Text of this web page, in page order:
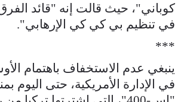
كوباني"، حيث قالت إنه "قائد الفرق
في تنظيم بي كي كي الإرهابي".
***
ينبغي عدم الاستخفاف باهتمام
في الإدارة الأمريكية، حتى اليوم